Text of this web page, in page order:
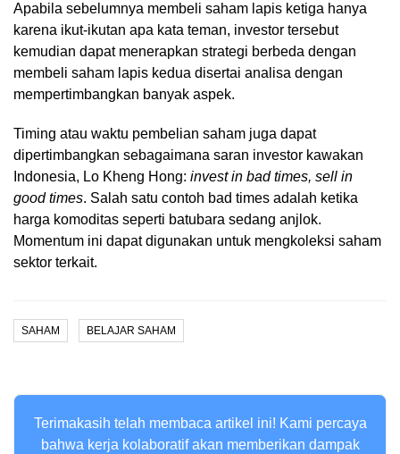
Apabila sebelumnya membeli saham lapis ketiga hanya
karena ikut-ikutan apa kata teman, investor tersebut
kemudian dapat menerapkan strategi berbeda dengan
membeli saham lapis kedua disertai analisa dengan
mempertimbangkan banyak aspek.
Timing atau waktu pembelian saham juga dapat
dipertimbangkan sebagaimana saran investor kawakan
Indonesia, Lo Kheng Hong: invest in bad times, sell in
good times. Salah satu contoh bad times adalah ketika
harga komoditas seperti batubara sedang anjlok.
Momentum ini dapat digunakan untuk mengkoleksi saham
sektor terkait.
SAHAM BELAJAR SAHAM
Terimakasih telah membaca artikel ini! Kami percaya
bahwa kerja kolaboratif akan memberikan dampak